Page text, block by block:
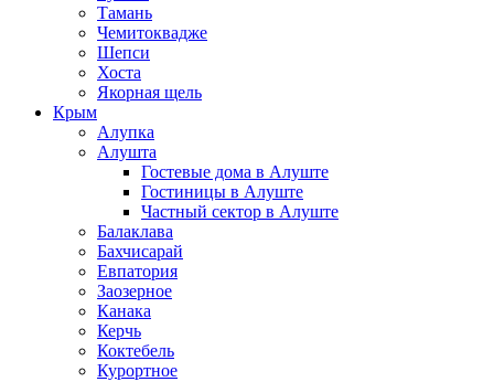
Тамань
Чемитоквадже
Шепси
Хоста
Якорная щель
Крым
Алупка
Алушта
Гостевые дома в Алуште
Гостиницы в Алуште
Частный сектор в Алуште
Балаклава
Бахчисарай
Евпатория
Заозерное
Канака
Керчь
Коктебель
Курортное